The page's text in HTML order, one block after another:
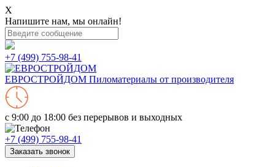
X
Напишите нам, мы онлайн!
+7 (499) 755-98-41
ЕВРОСТРОЙДОМ Пиломатериалы от производителя
с 9:00 до 18:00 без перерывов и выходных
+7 (499) 755-98-41
Заказать звонок